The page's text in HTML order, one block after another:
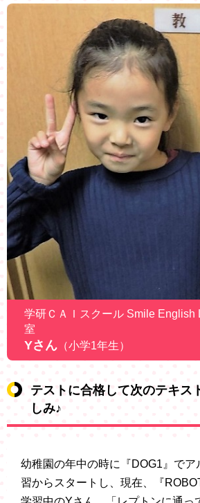
学研ＣＡＩスクール Smile English
室
Yさん （小学1年生）
テストに合格して次のテキス
しみ♪
幼稚園の年中の時に『DOG1』でア
習からスタートし、現在、『